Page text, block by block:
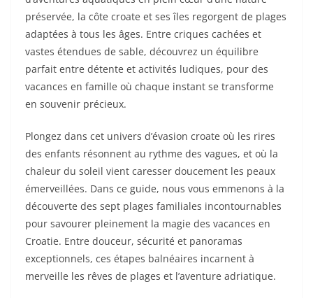
préservée, la côte croate et ses îles regorgent de plages
adaptées à tous les âges. Entre criques cachées et
vastes étendues de sable, découvrez un équilibre
parfait entre détente et activités ludiques, pour des
vacances en famille où chaque instant se transforme
en souvenir précieux.
Plongez dans cet univers d’évasion croate où les rires
des enfants résonnent au rythme des vagues, et où la
chaleur du soleil vient caresser doucement les peaux
émerveillées. Dans ce guide, nous vous emmenons à la
découverte des sept plages familiales incontournables
pour savourer pleinement la magie des vacances en
Croatie. Entre douceur, sécurité et panoramas
exceptionnels, ces étapes balnéaires incarnent à
merveille les rêves de plages et l’aventure adriatique.